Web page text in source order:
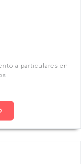
a particulares en